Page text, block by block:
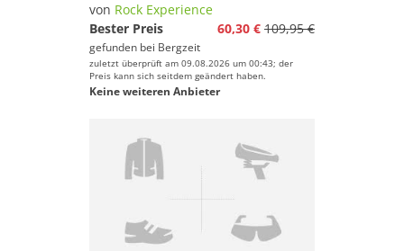
von Rock Experience
Bester Preis
60,30 € 109,95 €
gefunden bei Bergzeit
zuletzt überprüft am 09.08.2026 um 00:43; der
Preis kann sich seitdem geändert haben.
Keine weiteren Anbieter